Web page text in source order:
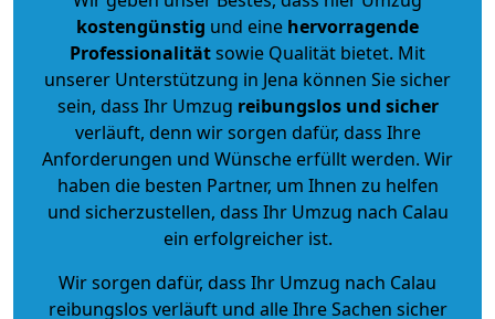
kostengünstig und eine hervorragende
Professionalitätsowie Qualität bietet. Mit
unserer Unterstützung in Jena können Sie sicher
sein, dass Ihr Umzug reibungslos und sicher
verläuft, denn wir sorgen dafür, dass Ihre
Anforderungen und Wünsche erfüllt werden. Wir
haben die besten Partner, um Ihnen zu helfen
und sicherzustellen, dass Ihr Umzug nach Calau
ein erfolgreicher ist.
Wir sorgen dafür, dass Ihr Umzug nach Calau
reibungslos verläuft und alle Ihre Sachen sicher